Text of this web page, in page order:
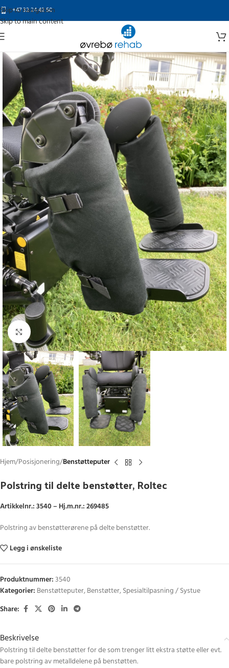
Skip to navigation
Skip to main content
+47 32 24 42 50
Click to enlarge
Hjem Posisjonering Benstøtteputer
Polstring til delte benstøtter, Roltec
Artikkelnr.: 3540 – Hj.m.nr.: 269485
Polstring av benstøtterørene på delte benstøtter.
Legg i ønskeliste
Produktnummer:3540
Kategorier: Benstøtteputer,Benstøtter,Spesialtilpasning / Systue
Share:
Beskrivelse
Polstring til delte benstøtter for de som trenger litt ekstra støtte eller evt.
bare polstring av metalldelene på benstøtten.